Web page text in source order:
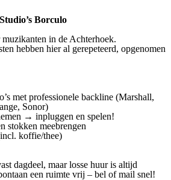
Borculo
in de Achterhoek.
hebben hier al gerepeteerd, opgenomen
met professionele backline (Marshall,
Sonor)
→ inpluggen en spelen!
stokken meebrengen
koffie/thee)
dagdeel, maar losse huur is altijd
een ruimte vrij – bel of mail snel!